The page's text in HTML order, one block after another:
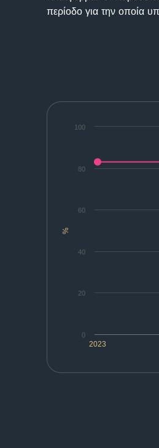
περίοδο για την οποία
%
2023
0
20
40
60
80
100